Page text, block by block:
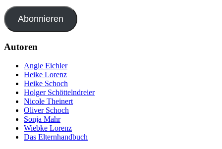
Abonnieren
Autoren
Angie Eichler
Heike Lorenz
Heike Schoch
Holger Schöttelndreier
Nicole Theinert
Oliver Schoch
Sonja Mahr
Wiebke Lorenz
Das Elternhandbuch